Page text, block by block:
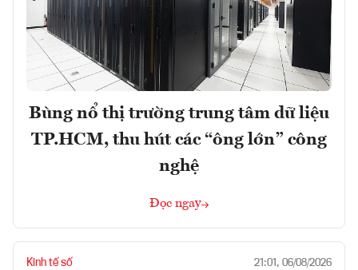
Bùng nổ thị trường trung tâm dữ liệu
TP.HCM, thu hút các “ông lớn” công
nghệ
Đọc ngay
Kinh tế số 21:01, 06/08/2026